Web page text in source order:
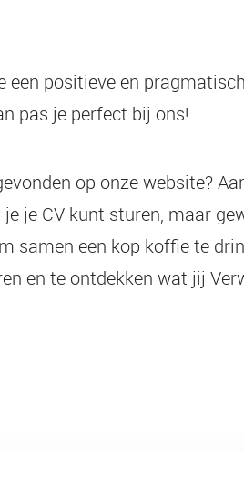
een positieve en
pas je perfect bij ons!
op onze website?
je CV kunt sturen, maar
samen een kop koffie te
en te ontdekken wat jij